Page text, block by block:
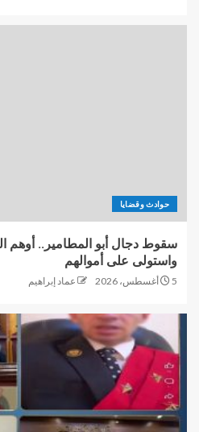
حوادث وقضايا
سقوط دجال أبو المطامير.. أوهم
واستولى على أموالهم
5 أغسطس، 2026 عماد إبراهيم